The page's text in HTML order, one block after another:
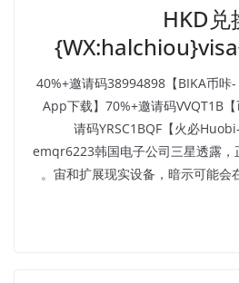
HKD兑
【欧易OKEX-App下载】40%+邀请码38994898【BIKA币咔-
App下载】70%+邀请码VVQT1B
请码YRSC1BQF【火必
emqr6223韩国电子公司三星透露，
宙和扩展现实设备，暗示可能会